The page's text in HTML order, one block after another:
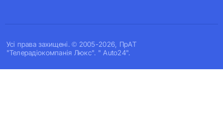
Усi права захищенi. © 2005-2026, ПрАТ
"Телерадіокомпанія Люкс". " Auto24".